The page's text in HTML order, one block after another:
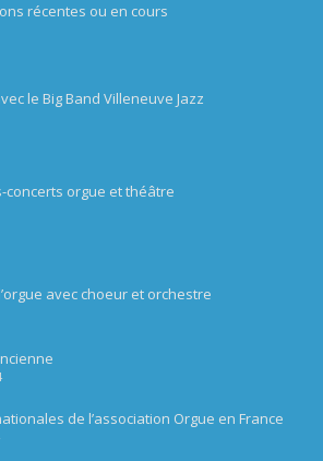
récentes ou en cours
le Big Band Villeneuve Jazz
concerts orgue et théâtre
avec choeur et orchestre
de l’association Orgue en France